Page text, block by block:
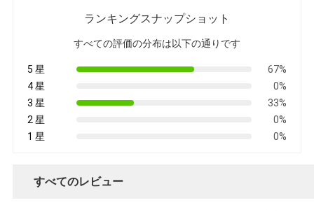
ランキングスナップショット
すべての評価の分布は以下の通りです
5 星
67%
4 星
0%
3 星
33%
2 星
0%
1 星
0%
すべてのレビュー